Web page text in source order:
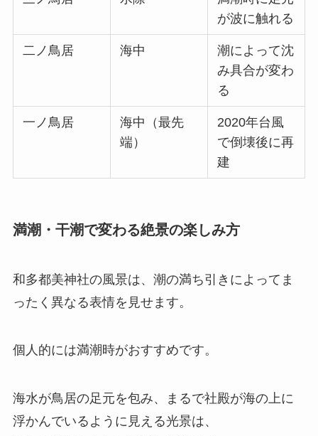
が波に触れる
二ノ鳥居 海中
潮によって沈
み具合が変わ
る
一ノ鳥居
海中（最先
端）
2020年台風
で倒壊後に再
建
満潮・干潮で変わる絶景の楽しみ方
和多都美神社の風景は、潮の満ち引きによってま
ったく異なる表情を見せます。
個人的には満潮時がおすすめです。
海水が鳥居の足元を包み、まるで社殿が海の上に
浮かんでいるように見える光景は、